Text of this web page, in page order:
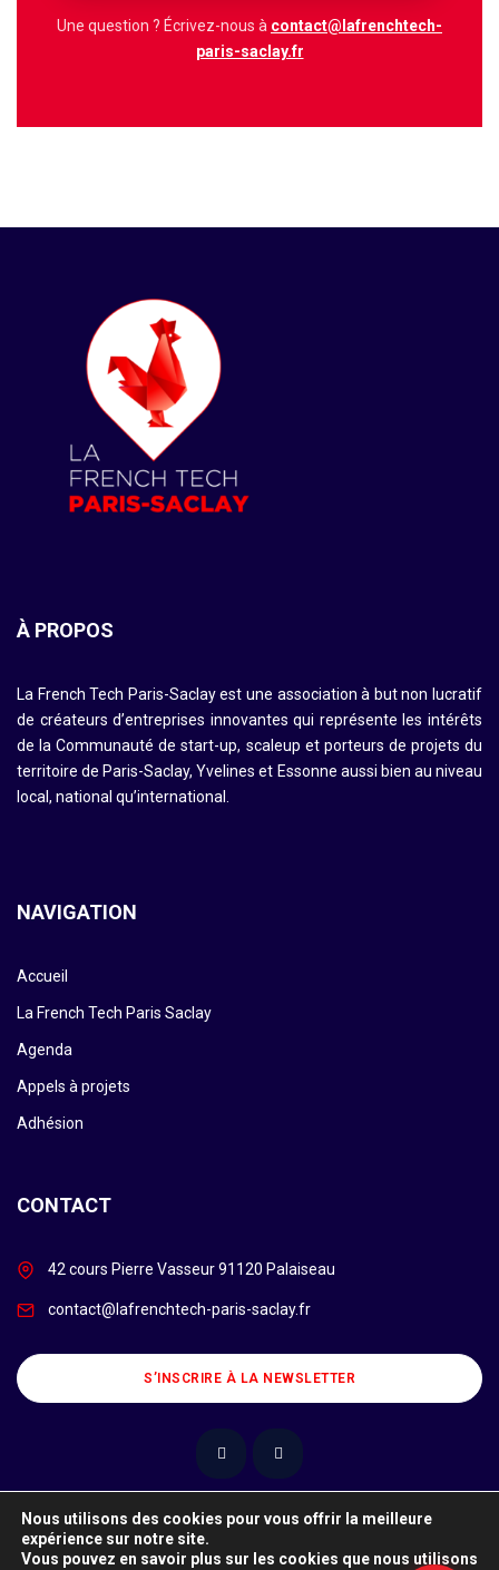
Une question ? Écrivez-nous à contact@lafrenchtech-
paris-saclay.fr
À PROPOS
La French Tech Paris-Saclay est une association à but non lucratif
de créateurs d’entreprises innovantes qui représente les intérêts
de la Communauté de start-up, scaleup et porteurs de projets du
territoire de Paris-Saclay, Yvelines et Essonne aussi bien au niveau
local, national qu’international.
NAVIGATION
Accueil
La French Tech Paris Saclay
Agenda
Appels à projets
Adhésion
CONTACT
42 cours Pierre Vasseur 91120 Palaiseau
contact@lafrenchtech-paris-saclay.fr
S’INSCRIRE À LA NEWSLETTER
Ce site utilise des cookies. Pour en savoir plus sur les cookies et
Nous utilisons des cookies pour vous offrir la meilleure
expérience sur notre site.
Vous pouvez en savoir plus sur les cookies que nous utilisons